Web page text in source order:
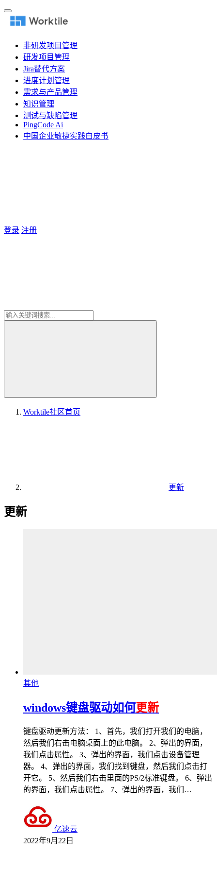
非研发项目管理
研发项目管理
Jira替代方案
进度计划管理
需求与产品管理
知识管理
测试与缺陷管理
PingCode Ai
中国企业敏捷实践白皮书
登录 注册
Worktile社区首页
更新
更新
其他
windows键盘驱动如何更新
键盘驱动更新方法： 1、首先，我们打开我们的电脑，
然后我们右击电脑桌面上的此电脑。 2、弹出的界面，
我们点击属性。 3、弹出的界面，我们点击设备管理
器。 4、弹出的界面，我们找到键盘，然后我们点击打
开它。 5、然后我们右击里面的PS/2标准键盘。 6、弹出
的界面，我们点击属性。 7、弹出的界面，我们…
亿速云
2022年9月22日